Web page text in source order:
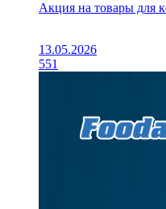
Акция на товары для
13.05.2026
551